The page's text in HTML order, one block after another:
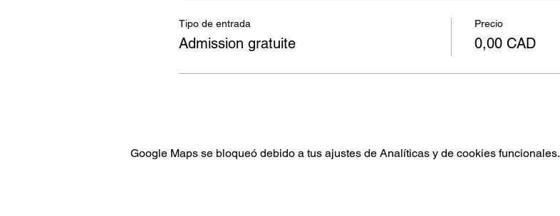
Tipo de entrada
Admission gratuite
Precio
0,00 CAD
Google Maps se bloqueó debido a tus ajustes de Analíticas y de cookies funcionales.